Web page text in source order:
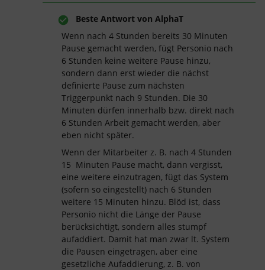
Beste Antwort von AlphaT
Wenn nach 4 Stunden bereits 30 Minuten
Pause gemacht werden, fügt Personio nach
6 Stunden keine weitere Pause hinzu,
sondern dann erst wieder die nächst
definierte Pause zum nächsten
Triggerpunkt nach 9 Stunden. Die 30
Minuten dürfen innerhalb bzw. direkt nach
6 Stunden Arbeit gemacht werden, aber
eben nicht später.
Wenn der Mitarbeiter z. B. nach 4 Stunden
15 Minuten Pause macht, dann vergisst,
eine weitere einzutragen, fügt das System
(sofern so eingestellt) nach 6 Stunden
weitere 15 Minuten hinzu. Blöd ist, dass
Personio nicht die Länge der Pause
berücksichtigt, sondern alles stumpf
aufaddiert. Damit hat man zwar lt. System
die Pausen eingetragen, aber eine
gesetzliche Aufaddierung, z. B. von